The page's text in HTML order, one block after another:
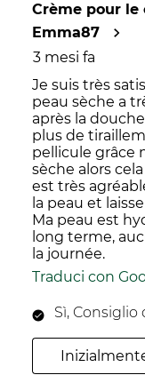
Crème pour le
Emma87
3 mesi fa
Je suis très
peau sèche a
après la
plus de
pellicule grâce
sèche alors
est très
la peau et
Ma peau est
long terme,
la journée.
Traduci con
Sì,